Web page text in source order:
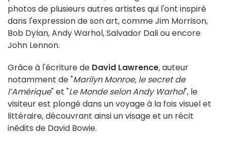
photos de plusieurs autres artistes qui l'ont inspiré
dans l'expression de son art, comme Jim Morrison,
Bob Dylan, Andy Warhol, Salvador Dali ou encore
John Lennon.
Grâce à l'écriture de David Lawrence, auteur
notamment de "Marilyn Monroe, le secret de
l’Amérique" et "Le Monde selon Andy Warhol", le
visiteur est plongé dans un voyage à la fois visuel et
littéraire, découvrant ainsi un visage et un récit
inédits de David Bowie.